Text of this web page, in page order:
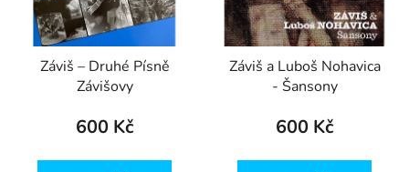
Záviš – Druhé Písně
Závišovy
600 Kč
Záviš a Luboš Nohavica
- Šansony
600 Kč